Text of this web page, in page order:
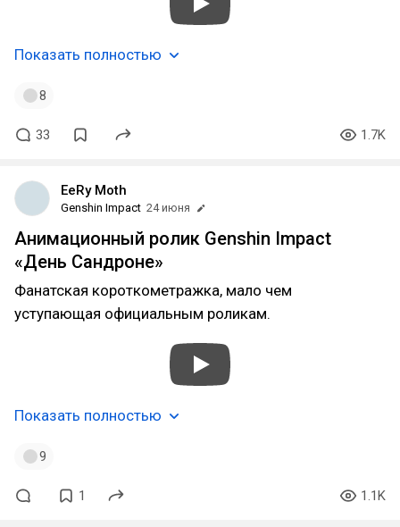
Показать полностью
8
33 1.7K
EeRy Moth
Genshin Impact 24 июня
Анимационный ролик Genshin Impact
«День Сандроне»
Фанатская короткометражка, мало чем
уступающая официальным роликам.
Показать полностью
9
1 1.1K